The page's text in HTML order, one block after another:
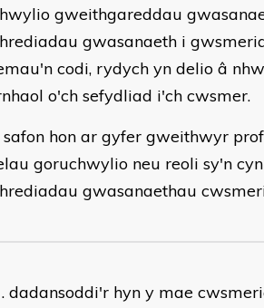
gweithgareddau
gwasanaeth i
codi, rydych yn delio â
o'ch sefydliad i'ch cwsmer.
hon ar gyfer gweithwyr
goruchwylio neu reoli sy'n
gwasanaethau
dadansoddi'r hyn y mae